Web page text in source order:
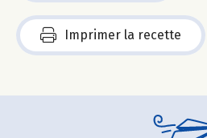
Imprimer la recette